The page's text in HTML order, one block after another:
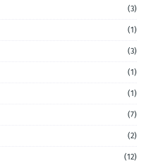
(3)
(1)
(3)
(1)
(1)
(7)
(2)
(12)